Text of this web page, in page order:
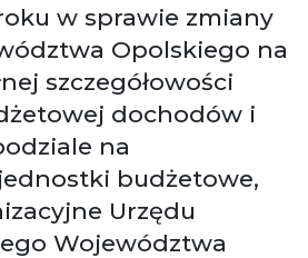
w sprawie zmiany
Opolskiego na
szczegółowości
dochodów i
na
budżetowe,
Urzędu
Województwa